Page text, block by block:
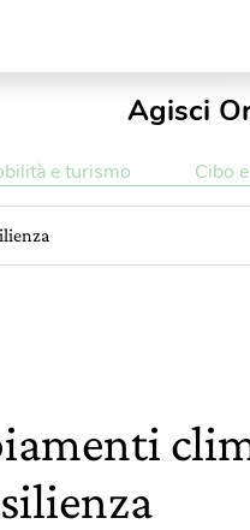
Agisci
e turismo Cibo